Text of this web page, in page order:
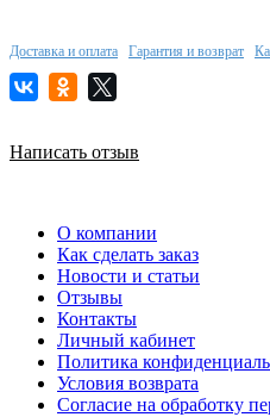
Доставка и оплата Гарантия и возврат
Написать отзыв
О компании
Как сделать заказ
Новости и статьи
Отзывы
Контакты
Личный кабинет
Политика
Условия возврата
Согласие на обработку